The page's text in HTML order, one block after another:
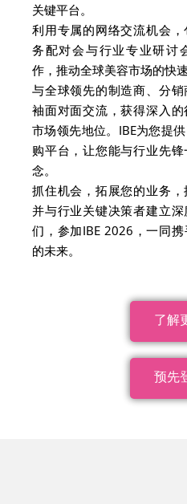
关键平台。
利用专属的网络交流机会
务配对会与行业专业研讨
作，推动全球美容市场的快速
与全球领先的制造商、分
袖面对面交流，获得深入
市场领先地位。IBE为您提
购平台，让您能与行业先
念。
抓住机会，拓展您的业务，
并与行业关键决策者建立
们，参加IBE 2026，一同
的未来。
了解
预先